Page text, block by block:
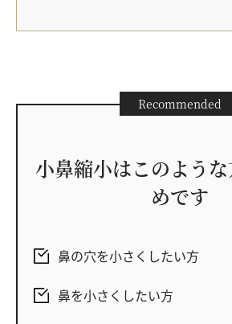
Recommended
小鼻縮小はこのよう
めです
鼻の穴を小さくしたい方
鼻を小さくしたい方